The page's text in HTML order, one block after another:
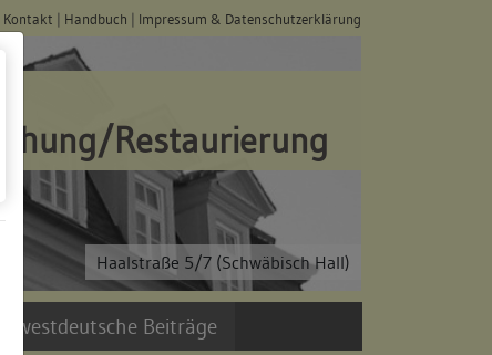
Kontakt | Handbuch | Impressum & Datenschutzerklärung
Haalstraße 5/7 (Schwäbisch Hall)
Restaurierung
Beiträge